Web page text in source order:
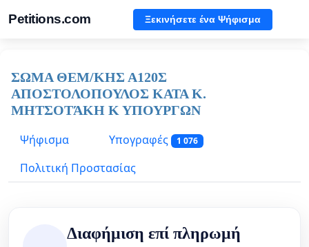
Petitions.com Ξεκινήσετε ένα Ψήφισμα
ΣΩΜΑ ΘΕΜ/ΚΗΣ Α120Σ
ΑΠΟΣΤΟΛΟΠΟΥΛΟΣ ΚΑΤΑ Κ.
ΜΗΤΣΟΤΆΚΗ Κ ΥΠΟΥΡΓΩΝ
Ψήφισμα
Υπογραφές 1 076
Πολιτική Προστασίας
Διαφήμιση επί πληρωμή